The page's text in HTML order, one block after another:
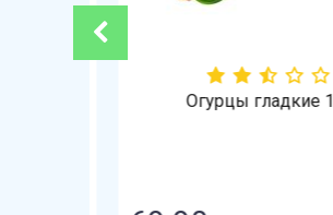
Огурцы гладкие 1кг